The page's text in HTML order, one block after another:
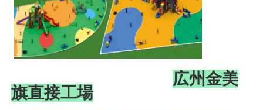
広州金美
旗直接工場